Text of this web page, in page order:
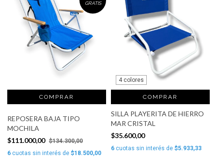
GRATIS
REPOSERA BAJA TIPO
MOCHILA
$111.000,00 $134.300,00
6 cuotas sin interés de $18.500,00
4 colores
COMPRAR
SILLA PLAYERITA DE HIERRO
MAR CRISTAL
$35.600,00
6 cuotas sin interés de $5.933,33